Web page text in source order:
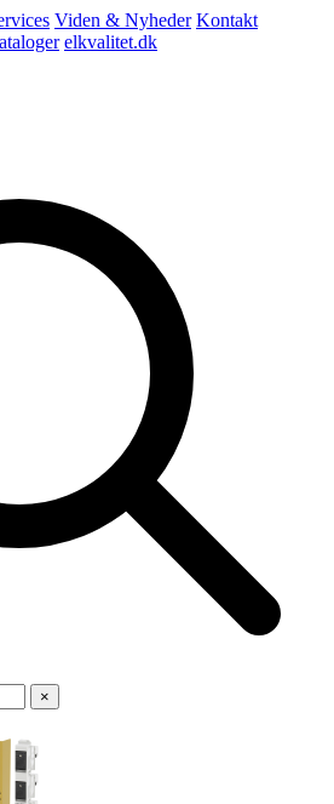
Viden & Nyheder Kontakt
elkvalitet.dk
×